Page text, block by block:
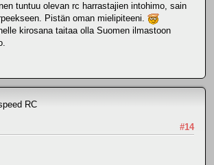
tuntuu olevan rc harrastajien intohimo, sain
Pistän oman mielipiteeni.
kirosana taitaa olla Suomen ilmastoon
RC
#14